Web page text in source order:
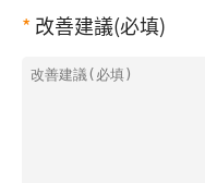
改善建議(必填)